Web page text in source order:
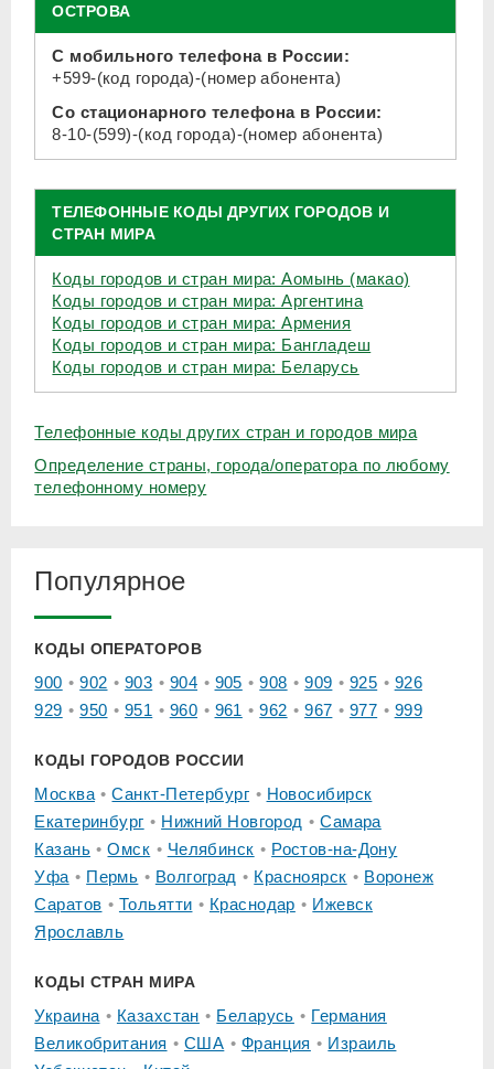
ОСТРОВА
С мобильного телефона в России:
+599-(код города)-(номер абонента)
Со стационарного телефона в России:
8-10-(599)-(код города)-(номер абонента)
ТЕЛЕФОННЫЕ КОДЫ ДРУГИХ ГОРОДОВ И
СТРАН МИРА
Коды городов и стран мира: Аомынь (макао)
Коды городов и стран мира: Аргентина
Коды городов и стран мира: Армения
Коды городов и стран мира: Бангладеш
Коды городов и стран мира: Беларусь
Телефонные коды других стран и городов мира
Определение страны, города/оператора по любому
телефонному номеру
Популярное
КОДЫ ОПЕРАТОРОВ
900 902 903 904 905 908 909 925
926
929
950 951 960 961 962 967 977 999
КОДЫ ГОРОДОВ РОССИИ
Москва Санкт-Петербург
Новосибирск
Екатеринбург
Нижний Новгород
Самара
Казань
Омск Челябинск
Ростов-на-Дону
Уфа
Пермь Волгоград Красноярск
Воронеж
Саратов
Тольятти Краснодар
Ижевск
Ярославль
КОДЫ СТРАН МИРА
Украина Казахстан Беларусь
Германия
Великобритания
США Франция
Израиль